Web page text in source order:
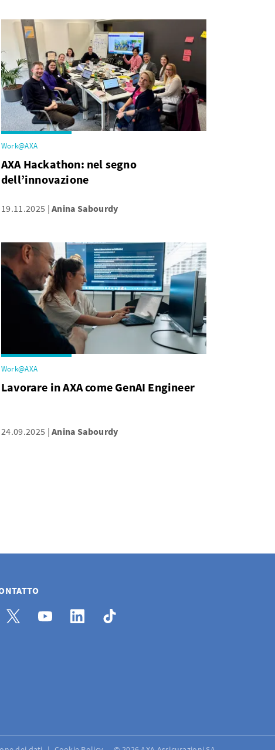
Work@AXA
AXA Hackathon: nel segno
dell’innovazione
19.11.2025 Anina Sabourdy
Work@AXA
Lavorare in AXA come GenAI Engineer
24.09.2025 Anina Sabourdy